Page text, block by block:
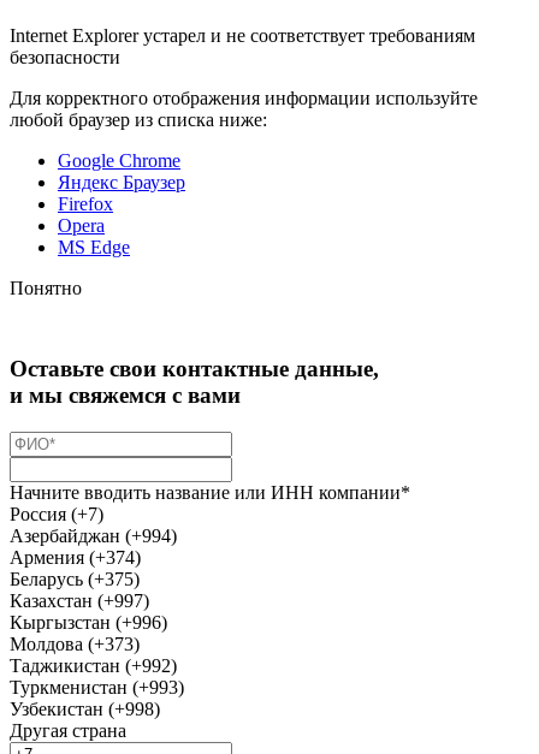
Internet Explorer устарел и не соответствует требованиям
безопасности
Для корректного отображения информации используйте
любой браузер из списка ниже:
Google Chrome
Яндекс Браузер
Firefox
Opera
MS Edge
Понятно
Оставьте свои контактные данные,
и мы свяжемся с вами
Начните вводить название или ИНН компании*
Россия (+7)
Азербайджан (+994)
Армения (+374)
Беларусь (+375)
Казахстан (+997)
Кыргызстан (+996)
Молдова (+373)
Таджикистан (+992)
Туркменистан (+993)
Узбекистан (+998)
Другая страна